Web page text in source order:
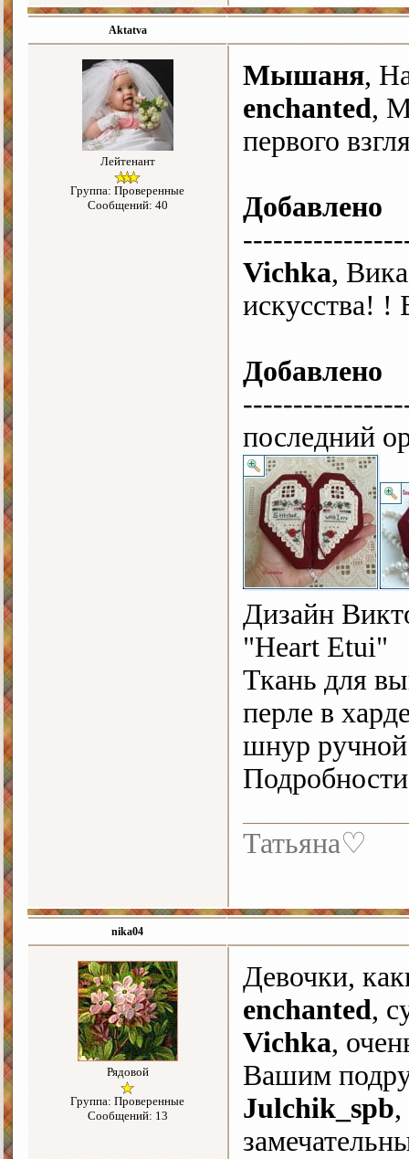
Aktatva
Лейтенант
Группа: Проверенные
Сообщений: 40
Мышаня,
enchanted,
первого
Добавлено
Vichka,
искусства! !
Добавлено
последний
Дизайн
"Heart Etui"
Ткань для
перле в
шнур
Татьяна♡
nika04
Рядовой
Группа: Проверенные
Сообщений: 13
Девочки,
enchanted,
Vichka,
Вашим
Julchik_spb